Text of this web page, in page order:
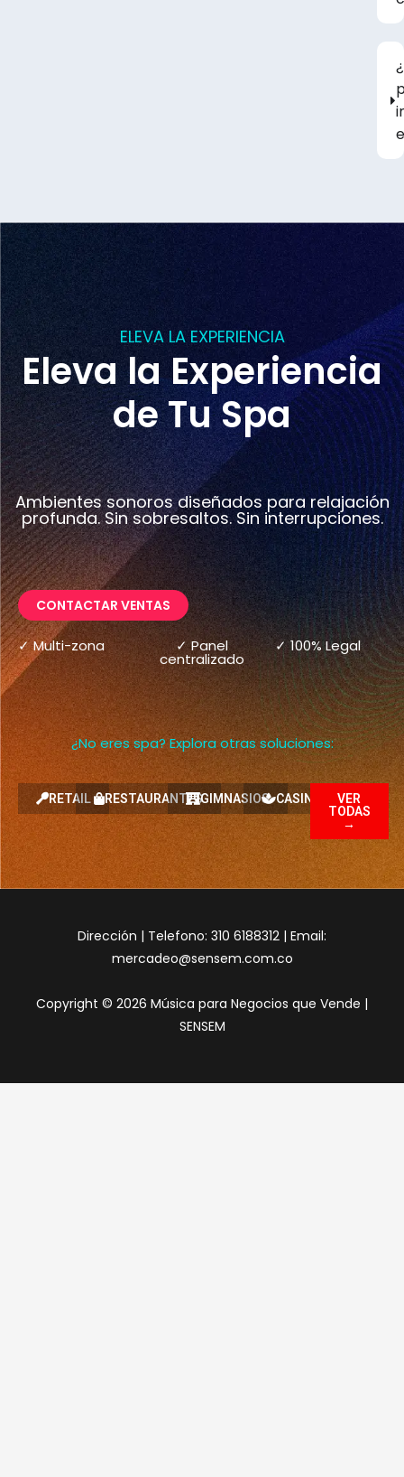
ELEVA LA EXPERIENCIA
Eleva la Experiencia
de Tu Spa
Ambientes sonoros diseñados para relajación
profunda. Sin sobresaltos. Sin interrupciones.
CONTACTAR VENTAS
✓ Multi-zona ✓ Panel
centralizado
✓ 100% Legal
¿No eres spa? Explora otras soluciones:
RETAIL RESTAURANTESGIMNASIOS CASINOS
VER
TODAS
→
Dirección | Telefono: 310 6188312 | Email:
mercadeo@sensem.com.co
Copyright © 2026 Música para Negocios que Vende |
SENSEM